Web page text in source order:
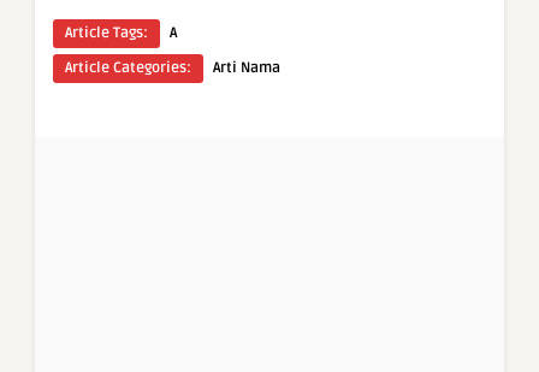
Article Tags:
A
Article Categories:
Arti Nama